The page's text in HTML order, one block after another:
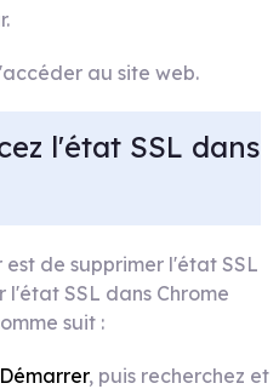
au site web.
l'état SSL dans
de supprimer l'état SSL
l'état SSL dans Chrome
suit :
Démarrer, puis recherchez et